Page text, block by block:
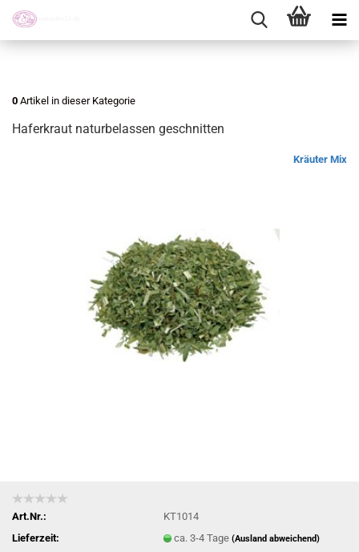
0 Artikel in dieser Kategorie
Haferkraut naturbelassen geschnitten
Kräuter Mix
Art.Nr.:
KT1014
Lieferzeit:
ca. 3-4 Tage(Ausland abweichend)